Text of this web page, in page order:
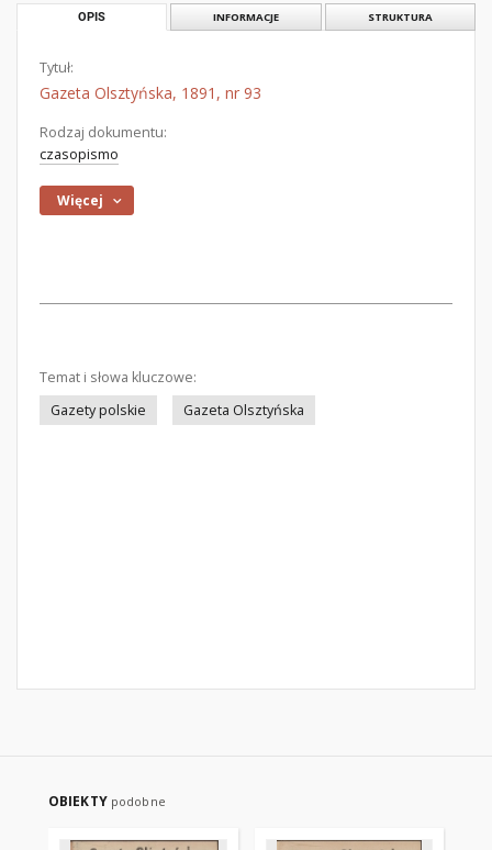
OPIS INFORMACJE STRUKTURA
Tytuł:
Gazeta Olsztyńska, 1891, nr 93
Rodzaj dokumentu:
czasopismo
Więcej
Temat i słowa kluczowe:
Gazety polskie
Gazeta Olsztyńska
OBIEKTY podobne